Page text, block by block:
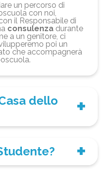
un percorso di
con noi,
il Responsabile di
consulenza durante
a un genitore, ci
poi un
che accompagnerà
dello